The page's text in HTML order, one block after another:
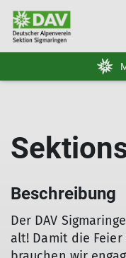
Beschreibung
Der DAV
alt! Damit die